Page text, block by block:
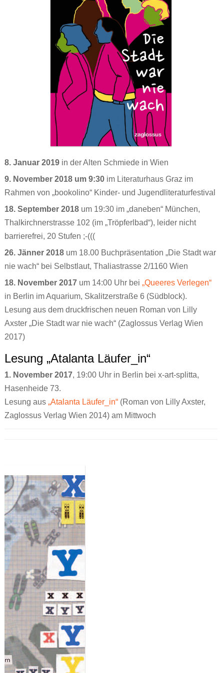
Про ЭТО. Про ЧТО?
Ronnies Auskunft
Jonas‘ Wollhaut
Renis erste Regel
Schwierige Wörterliste
Persönliches Heft
Briefkasten
Versprecher
Aufgeklärt
PS:
Wenn ich groß bin, will ich FRAUlenzen
Die Stadt war nie wach
Atalanta Läufer_in
Theaterstücke Lilly Axster
Bildergalerie Christine Aebi
„Teaching gender?“
Artikel & sonstige Texte
Links
8. Januar 2019in der Alten Schmiede in Wien
9. November 2018 um 9:30 im Literaturhaus Graz im
Rahmen von „bookolino“ Kinder- und Jugendliteraturfestival
18. September 2018um 19:30 im „daneben“ München,
Thalkirchnerstrasse 102 (im „Tröpferlbad“), leider nicht
barrierefrei, 20 Stufen ;-(((
26. Jänner 2018um 18.00 Buchpräsentation „Die Stadt war
nie wach“ bei Selbstlaut, Thaliastrasse 2/1160 Wien
18. November 2017um 14:00 Uhr bei „Queeres Verlegen“
in Berlin im Aquarium, Skalitzerstraße 6 (Südblock).
Lesung aus dem druckfrischen neuen Roman von Lilly
Axster „Die Stadt war nie wach“ (Zaglossus Verlag Wien
2017)
Lesung „Atalanta Läufer_in“
1. November 2017, 19:00 Uhr in Berlin bei x-art-splitta,
Hasenheide 73.
Lesung aus „Atalanta Läufer_in“(Roman von Lilly Axster,
Zaglossus Verlag Wien 2014) am Mittwoch